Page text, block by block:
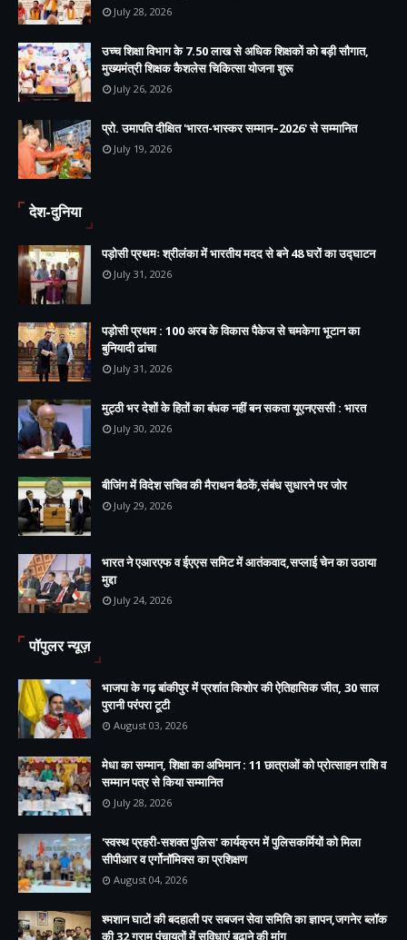
July 28, 2026
उच्च शिक्षा विभाग के 7.50 लाख से अधिक शिक्षकों को बड़ी सौगात,
मुख्यमंत्री शिक्षक कैशलेस चिकित्सा योजना शुरू
July 26, 2026
प्रो. उमापति दीक्षित 'भारत-भास्कर सम्मान–2026' से सम्मानित
July 19, 2026
देश-दुनिया
पड़ोसी प्रथमः श्रीलंका में भारतीय मदद से बने 48 घरों का उद्घाटन
July 31, 2026
पड़ोसी प्रथम : 100 अरब के विकास पैकेज से चमकेगा भूटान का
बुनियादी ढांचा
July 31, 2026
मुट्ठी भर देशों के हितों का बंधक नहीं बन सकता यूएनएससी : भारत
July 30, 2026
बीजिंग में विदेश सचिव की मैराथन बैठकें,संबंध सुधारने पर जोर
July 29, 2026
भारत ने एआरएफ व ईएएस समिट में आतंकवाद,सप्लाई चेन का उठाया
मुद्दा
July 24, 2026
पॉपुलर न्यूज़
भाजपा के गढ़ बांकीपुर में प्रशांत किशोर की ऐतिहासिक जीत, 30 साल
पुरानी परंपरा टूटी
August 03, 2026
मेधा का सम्मान, शिक्षा का अभिमान : 11 छात्राओं को प्रोत्साहन राशि व
सम्मान पत्र से किया सम्मानित
July 28, 2026
'स्वस्थ प्रहरी-सशक्त पुलिस' कार्यक्रम में पुलिसकर्मियों को मिला
सीपीआर व एर्गोनॉमिक्स का प्रशिक्षण
August 04, 2026
श्मशान घाटों की बदहाली पर सबजन सेवा समिति का ज्ञापन,जगनेर ब्लॉक
की 32 ग्राम पंचायतों में सुविधाएं बढ़ाने की मांग